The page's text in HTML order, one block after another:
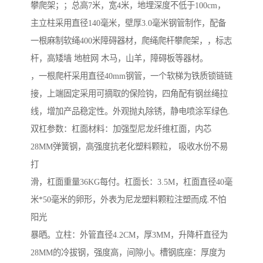
攀爬架；；总高7米，宽4米，地埋深度不低于100cm，
主立柱采用直径140毫米，壁厚3.0毫米钢管制作，配备
一根麻制软绳400米障碍器材，爬绳爬杆攀爬架，，标志
杆，高矮墙 地桩网 木马，山羊，障碍板等器材。
，一根爬杆采用直径40mm钢管，一个软梯为铁质锁链链
接，上端固定采用可摘取的保险钩，四角配有钢丝绳拉
线，增加产品稳定性。外观抛丸除锈，静电喷涂军绿色.
双杠参数：杠面材料：加强型尼龙纤维杠面，内芯
28MM弹簧钢，高强度抗老化塑料颗粒， 吸收水份不易
打
滑，杠面重量36KG每付。杠面长：3.5M，杠面直径40毫
米*50毫米的卵形，外表为尼龙塑料颗粒注塑而成.不怕
阳光
暴晒。立柱：外管直径4.2CM，厚3MM，升降杆直径为
28MM的冷拔钢，强度高，间隙小。槽钢底座：厚度为